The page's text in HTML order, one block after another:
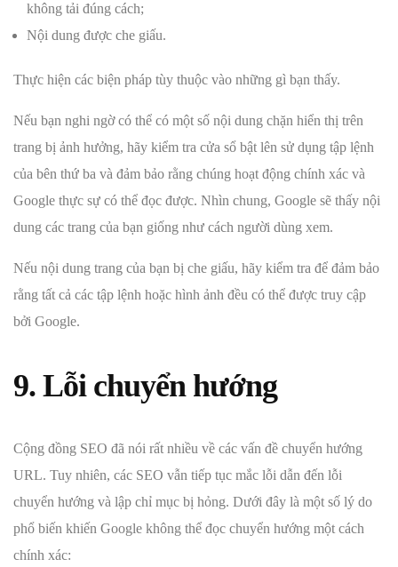
không tải đúng cách;
Nội dung được che giấu.
Thực hiện các biện pháp tùy thuộc vào những gì bạn thấy.
Nếu bạn nghi ngờ có thể có một số nội dung chặn hiển thị trên
trang bị ảnh hưởng, hãy kiểm tra cửa sổ bật lên sử dụng tập lệnh
của bên thứ ba và đảm bảo rằng chúng hoạt động chính xác và
Google thực sự có thể đọc được. Nhìn chung, Google sẽ thấy nội
dung các trang của bạn giống như cách người dùng xem.
Nếu nội dung trang của bạn bị che giấu, hãy kiểm tra để đảm bảo
rằng tất cả các tập lệnh hoặc hình ảnh đều có thể được truy cập
bởi Google.
9. Lỗi chuyển hướng
Cộng đồng SEO đã nói rất nhiều về các vấn đề chuyển hướng
URL. Tuy nhiên, các SEO vẫn tiếp tục mắc lỗi dẫn đến lỗi
chuyển hướng và lập chỉ mục bị hỏng. Dưới đây là một số lý do
phổ biến khiến Google không thể đọc chuyển hướng một cách
chính xác: